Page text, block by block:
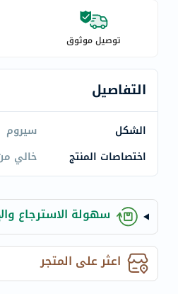
naturals
freestylelibre
cetaphil
CHalpha
cerave
dralthea
mustela
anua
theordinary
neocell
K18
توصيل موثوق
التفاصيل
الشكل
سيروم
اختصاصات المنتج
خالي
سهولة الاسترجاع
اعثر على المتجر